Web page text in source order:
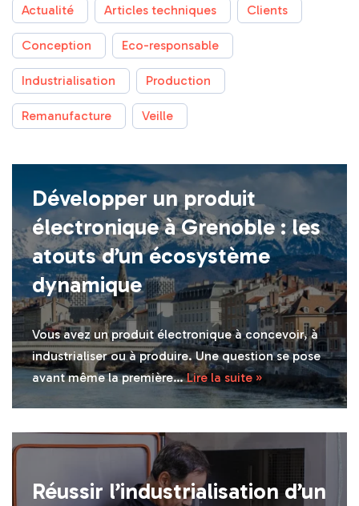
Actualité Articles techniques Clients
Conception Eco-responsable
Industrialisation Production
Remanufacture Veille
Développer un produit
électronique à Grenoble : les
atouts d’un écosystème
dynamique
Vous avez un produit électronique à concevoir, à
industrialiser ou à produire. Une question se pose
avant même la première…Lire la suite »
Réussir l’industrialisation d’un